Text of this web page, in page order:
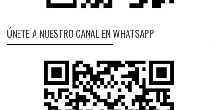
ÚNETE A NUESTRO CANAL EN WHATSAPP